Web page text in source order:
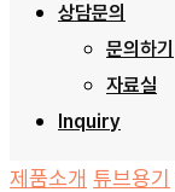
상담문의
문의하기
자료실
Inquiry
제품소개 튜브용기